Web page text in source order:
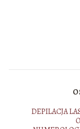
DEPILACJA